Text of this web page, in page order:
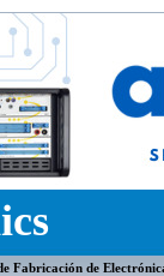
Fabricación de